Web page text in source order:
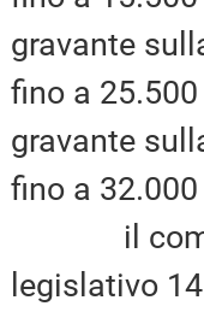
gravante
fino a
gravante
fino a
il comma
legislativo